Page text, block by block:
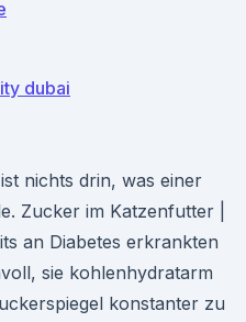
dubai
nichts drin, was einer
Zucker im Katzenfutter |
an Diabetes erkrankten
sie kohlenhydratarm
konstanter zu